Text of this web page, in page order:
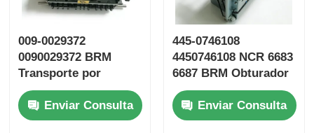
009-0029372
0090029372 BRM
Transporte por
puente para la RN
6683 6687 ATM
Enviar Consulta
445-0746108
4450746108 NCR 6683
6687 BRM Obturador
de reciclaje piezas de
cajeros automáticos
Enviar Consulta